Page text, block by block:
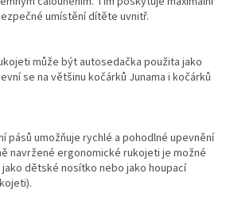
umístění dítěte uvnitř.
může být autosedačka použita jako
se na většinu kočárků Junama i kočárků
pásů umožňuje rychlé a pohodlné upevnění
navržené ergonomické rukojeti je možné
dětské nosítko nebo jako houpací